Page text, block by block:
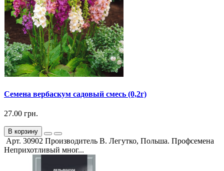
Семена вербаскум садовый смесь (0,2г)
27.00 грн.
В корзину
Арт. 30902 Производитель В. Легутко, Польша. Профсемена
Неприхотливый мног...